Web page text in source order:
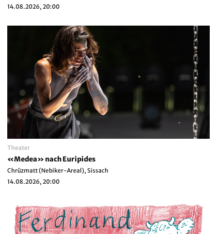
14.08.2026, 20:00
Theater
«Medea» nach Euripides
Chrüzmatt (Nebiker-Areal), Sissach
14.08.2026, 20:00